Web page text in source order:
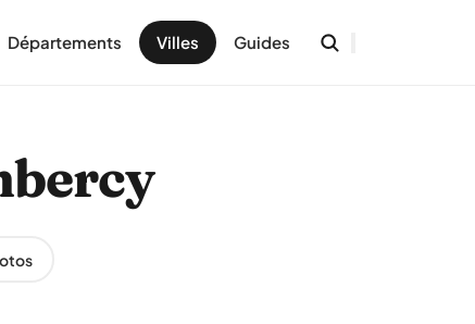
Départements Villes Guides